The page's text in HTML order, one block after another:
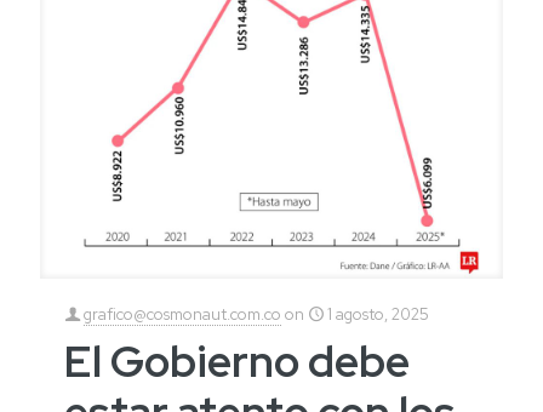
grafico@cosmonaut.com.co on 1 agosto, 2025
El Gobierno debe